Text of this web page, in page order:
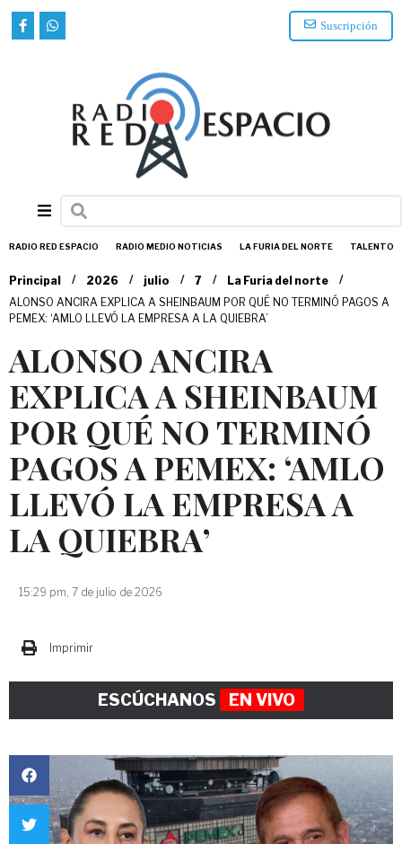
Suscripción
RADIO RED ESPACIO RADIO MEDIO NOTICIAS LA FURIA DEL NORTE TALENTO
Principal / 2026 / julio / 7 / La Furia del norte
/
ALONSO ANCIRA EXPLICA A SHEINBAUM POR QUÉ NO TERMINÓ PAGOS A
PEMEX: ‘AMLO LLEVÓ LA EMPRESA A LA QUIEBRA’
ALONSO ANCIRA
EXPLICA A SHEINBAUM
POR QUÉ NO TERMINÓ
PAGOS A PEMEX: ‘AMLO
LLEVÓ LA EMPRESA A
LA QUIEBRA’
15:29 pm, 7 de julio de 2026
Imprimir
ESCÚCHANOS EN VIVO